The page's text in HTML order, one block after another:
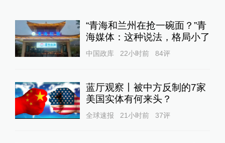
“青海和兰州在抢一碗面？”青
海媒体：这种说法，格局小了
中国政库 22小时前 84评
蓝厅观察丨被中方反制的7家
美国实体有何来头？
全球速报 21小时前 37评